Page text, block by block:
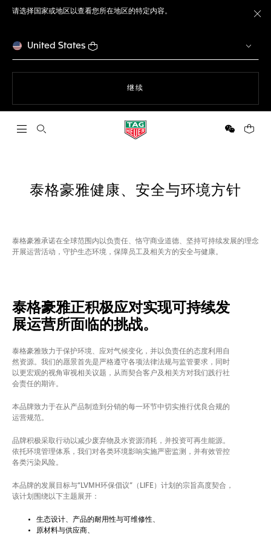
请选择国家或地区以查看您所在地区的特定内容。
United States
继续
打开搜索 微信 您的
泰格豪雅健康、安全与环境方针
泰格豪雅承诺在全球范围内以负责任、恪守商业道德、坚持可持续发展的理念
开展运营活动，守护生态环境，保障员工及相关方的安全与健康。
泰格豪雅正积极应对实现可持续发
展运营所面临的挑战。
泰格豪雅致力于保护环境、应对气候变化，并以负责任的态度利用自
然资源。我们的愿景首先是严格遵守各项法律法规与监管要求，同时
以更宏观的视角审视相关议题，从而契合客户及相关方对我们践行社
会责任的期许。
本品牌致力于在从产品制造到分销的每一环节中切实推行优良合规的
运营规范。
品牌积极采取行动以减少废弃物及水资源消耗，并投资可再生能源。
依托环境管理体系，我们对各类环境影响实施严密监测，并有效管控
各类污染风险。
本品牌的发展目标与“LVMH环保倡议”（LIFE）计划的宗旨高度契合，
该计划围绕以下主题展开：
生态设计、产品的耐用性与可维修性、
原材料与供应商、